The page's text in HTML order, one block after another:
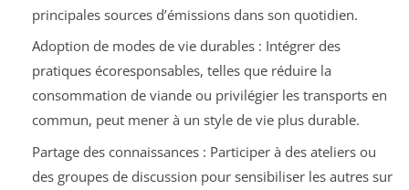
principales sources d’émissions dans son quotidien.
Adoption de modes de vie durables : Intégrer des
pratiques écoresponsables, telles que réduire la
consommation de viande ou privilégier les transports en
commun, peut mener à un style de vie plus durable.
Partage des connaissances : Participer à des ateliers ou
des groupes de discussion pour sensibiliser les autres sur